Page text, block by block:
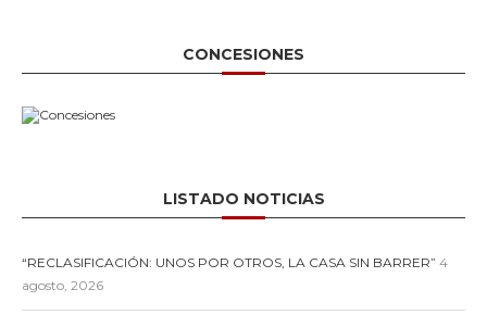
CONCESIONES
LISTADO NOTICIAS
“RECLASIFICACIÓN: UNOS POR OTROS, LA CASA SIN BARRER” 4
agosto, 2026